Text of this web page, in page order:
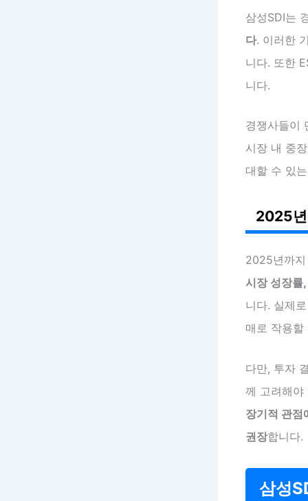
삼성SDI는
다. 이러한
니다. 또한
니다.
경쟁사들이
시장 내 중
대할 수 있
2025
2025년까
시장 성장률
니다. 실제
매로 작용할
다만, 투자
께 고려해야
장기적 관점
권장합니다.
삼성